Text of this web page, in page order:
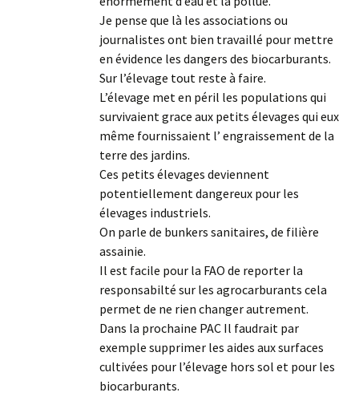
Je pense que là les associations ou
journalistes ont bien travaillé pour mettre
en évidence les dangers des biocarburants.
Sur l’élevage tout reste à faire.
L’élevage met en péril les populations qui
survivaient grace aux petits élevages qui eux
même fournissaient l’ engraissement de la
terre des jardins.
Ces petits élevages deviennent
potentiellement dangereux pour les
élevages industriels.
On parle de bunkers sanitaires, de filière
assainie.
Il est facile pour la FAO de reporter la
responsabilté sur les agrocarburants cela
permet de ne rien changer autrement.
Dans la prochaine PAC Il faudrait par
exemple supprimer les aides aux surfaces
cultivées pour l’élevage hors sol et pour les
biocarburants.